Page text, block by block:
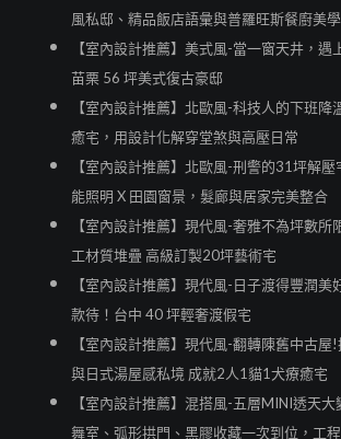
風私邸、精品飯店語彙與普羅旺斯餐廚美學
【室內設計推薦】美式風-當一窗天井，遇
苗栗 56 坪美式復古豪邸
【室內設計推薦】北歐風-科技人的下班
癒宅，用設計化解穿堂煞與高壓日常
【室內設計推薦】北歐風-刑警的31坪解壓
能照明 X 田園窗景，髮廊與居家完美整合
【室內設計推薦】現代風-奢雅不為坪數所
工材質堆疊 高級訂製20坪藝術宅
【室內設計推薦】現代風-日子渡得豐潤美
款待！台中 40 坪輕奢渡假宅
【室內設計推薦】現代風-翻轉陳舊中古屋
與日式湯屋感私境 成就2人1貓1犬療癒宅
【室內設計推薦】混搭風-五層MINI透天
舞室、弧形拱門、黑膠收藏一次到位，工